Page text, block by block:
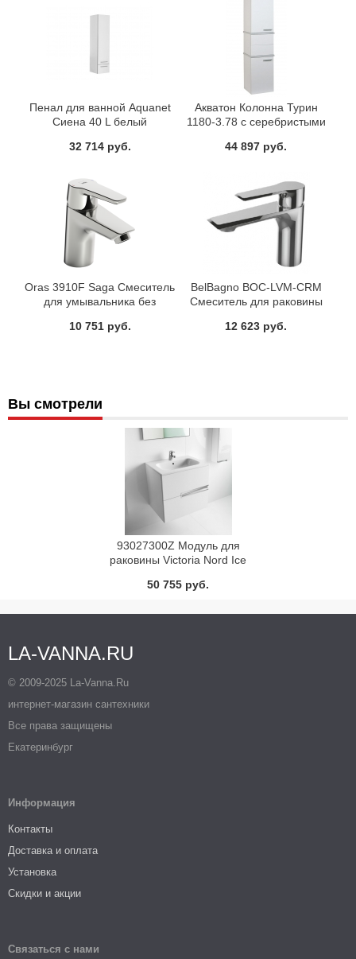
Пенал для ванной Aquanet
Сиена 40 L белый
32 714 руб.
Акватон Колонна Турин
1180-3.78 с серебристыми
44 897 руб.
Oras 3910F Saga Смеситель
для умывальника без
10 751 руб.
BelBagno BOC-LVM-CRM
Смеситель для раковины
12 623 руб.
Вы смотрели
93027300Z Модуль для
раковины Victoria Nord Ice
50 755 руб.
LA-VANNA.RU
© 2009-2025 La-Vanna.Ru
интернет-магазин сантехники
Все права защищены
Екатеринбург
Информация
Контакты
Доставка и оплата
Установка
Скидки и акции
Связаться с нами